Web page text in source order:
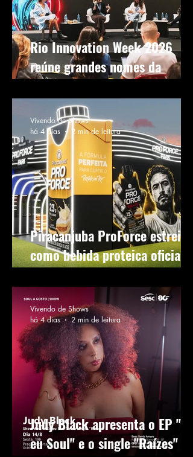
Rio Innovation Week 2026
reúne grandes nomes da
música no palco Music Forward
Piracanjuba ProForce estreia
como bebida proteica oficial
do Rock in Rio 2026
Vivendo de Shows
há 4 dias
2 min de leitura
Judy Black apresenta o EP "Só
eu Soul" e o single "Raízes" em
Vivendo de Shows
há 4 dias
2 min de leitura